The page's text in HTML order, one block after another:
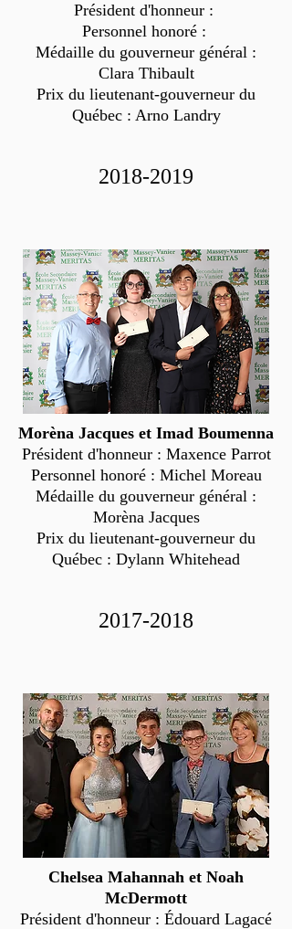
Président d'honneur :
Personnel honoré :
Médaille du gouverneur général :
Clara Thibault
Prix du lieutenant-gouverneur du
Québec : Arno Landry
2018-2019
Morèna Jacques et Imad Boumenna
Président d'honneur : Maxence Parrot
Personnel honoré : Michel Moreau
Médaille du gouverneur général :
Morèna Jacques
Prix du lieutenant-gouverneur du
Québec : Dylann Whitehead
2017-2018
Chelsea Mahannah et Noah
McDermott
Président d'honneur : Édouard Lagacé